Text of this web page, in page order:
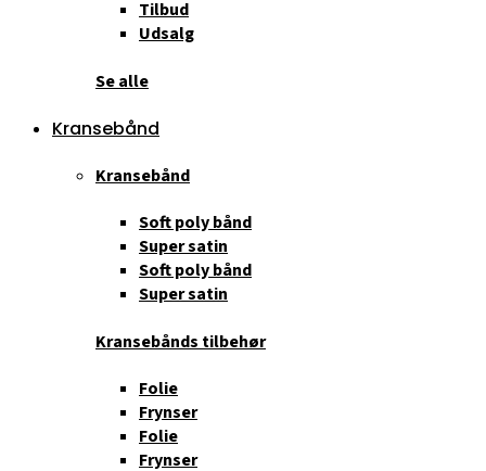
Tilbud
Udsalg
Se alle
Kransebånd
Kransebånd
Soft poly bånd
Super satin
Soft poly bånd
Super satin
Kransebånds tilbehør
Folie
Frynser
Folie
Frynser